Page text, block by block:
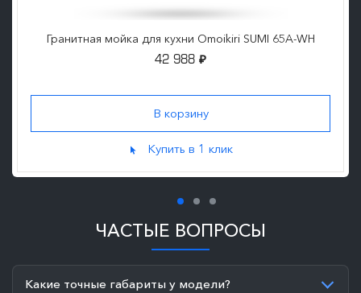
Гранитная мойка для кухни Omoikiri SUMI 65A-WH
42 988 ₽
Купить в 1 клик
ЧАСТЫЕ ВОПРОСЫ
Какие точные габариты у модели?